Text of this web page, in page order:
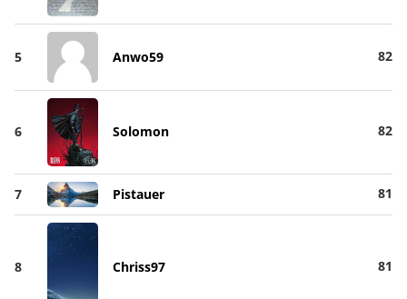
5 Anwo59 82
6 Solomon 82
7 Pistauer 81
8 Chriss97 81